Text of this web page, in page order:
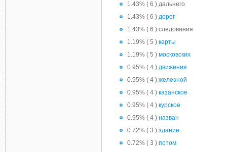
1.43% ( 6 ) дальнего
1.43% ( 6 ) дорог
1.43% ( 6 ) следования
1.19% ( 5 ) карты
1.19% ( 5 ) московских
0.95% ( 4 ) движения
0.95% ( 4 ) железной
0.95% ( 4 ) казанское
0.95% ( 4 ) курское
0.95% ( 4 ) назван
0.72% ( 3 ) здание
0.72% ( 3 ) потом